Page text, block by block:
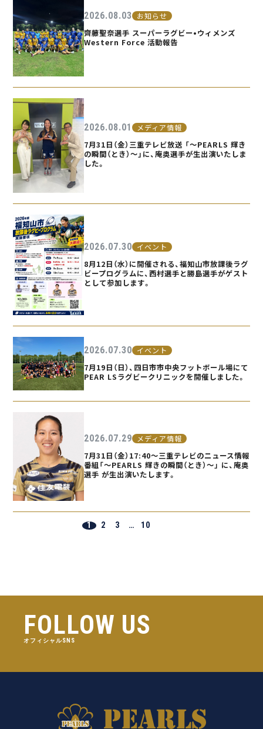
2026.08.03 お知らせ
齊藤聖奈選手 スーパーラグビー•ウィメンズ
Western Force 活動報告
2026.08.01 メディア情報
7月31日（金）三重テレビ放送 「〜PEARLS 輝き
の瞬間（とき）〜」に、庵奥選手が生出演いたしま
した。
2026.07.30 イベント
8月12日（水）に開催される、福知山市放課後ラグ
ビープログラムに、西村選手と勝島選手がゲスト
として参加します。
2026.07.30 イベント
7月19日（日）、四日市市中央フットボール場にて
PEAR LSラグビークリニックを開催しました。
2026.07.29 メディア情報
7月31日（金）17:40〜三重テレビのニュース情報
番組「〜PEARLS 輝きの瞬間（とき）〜」 に、庵奥
選手 が生出演いたします。
1 2 3 … 10
FOLLOW US
オフィシャルSNS